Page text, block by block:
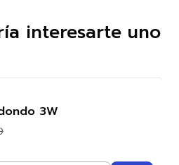
interesarte uno
3W